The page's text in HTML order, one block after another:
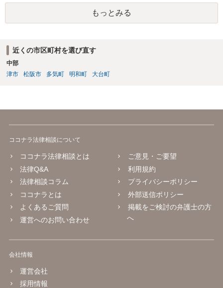
定されているという可能性 です。 状況からすると、①だと思います。
①だとした場合、現状ですと、Aには全く弁済能力がないので、回収は
非常に厳しいと思われます。
もっとみる
近くの市区町村を選び直す
中部
津市
松阪市 多気町 明和町 大台町
ココナラ法律相談について
ココナラ法律相談とは
法律Q&A
法律相談コラム
ココナラとは
よくあるご質問
運営へのお問い合わせ
ご意見・ご要望
利用規約
プライバシーポリシー
外部送信ポリシー
掲載をご検討の弁護士の方
へ
会社情報
運営会社
採用情報